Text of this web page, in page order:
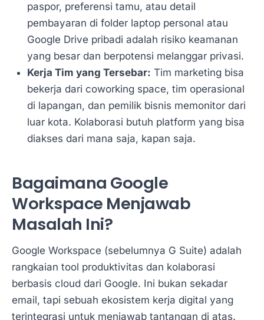
paspor, preferensi tamu, atau detail
pembayaran di folder laptop personal atau
Google Drive pribadi adalah risiko keamanan
yang besar dan berpotensi melanggar privasi.
Kerja Tim yang Tersebar: Tim marketing bisa
bekerja dari coworking space, tim operasional
di lapangan, dan pemilik bisnis memonitor dari
luar kota. Kolaborasi butuh platform yang bisa
diakses dari mana saja, kapan saja.
Bagaimana Google
Workspace Menjawab
Masalah Ini?
Google Workspace (sebelumnya G Suite) adalah
rangkaian tool produktivitas dan kolaborasi
berbasis cloud dari Google. Ini bukan sekadar
email, tapi sebuah ekosistem kerja digital yang
terintegrasi untuk menjawab tantangan di atas.